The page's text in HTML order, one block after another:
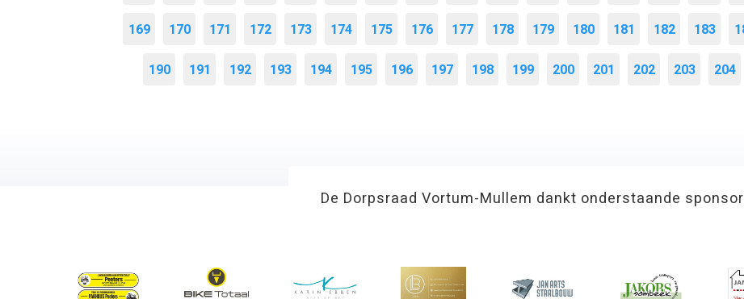
169 170 171 172 173 174 175 176 177 178 179 180 181 182 183
190 191 192 193 194 195 196 197 198 199 200 201 202 203 204
De Dorpsraad Vortum-Mullem dankt onderstaande